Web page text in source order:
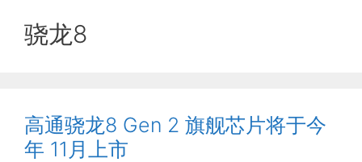
骁龙8
高通骁龙8 Gen 2 旗舰芯片将于今
年 11月上市